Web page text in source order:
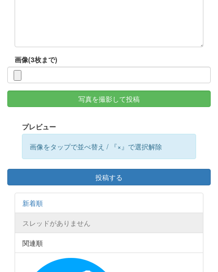
画像(3枚まで)
写真を撮影して投稿
プレビュー
画像をタップで並べ替え / 『×』で選択解除
投稿する
新着順
スレッドがありません
関連順